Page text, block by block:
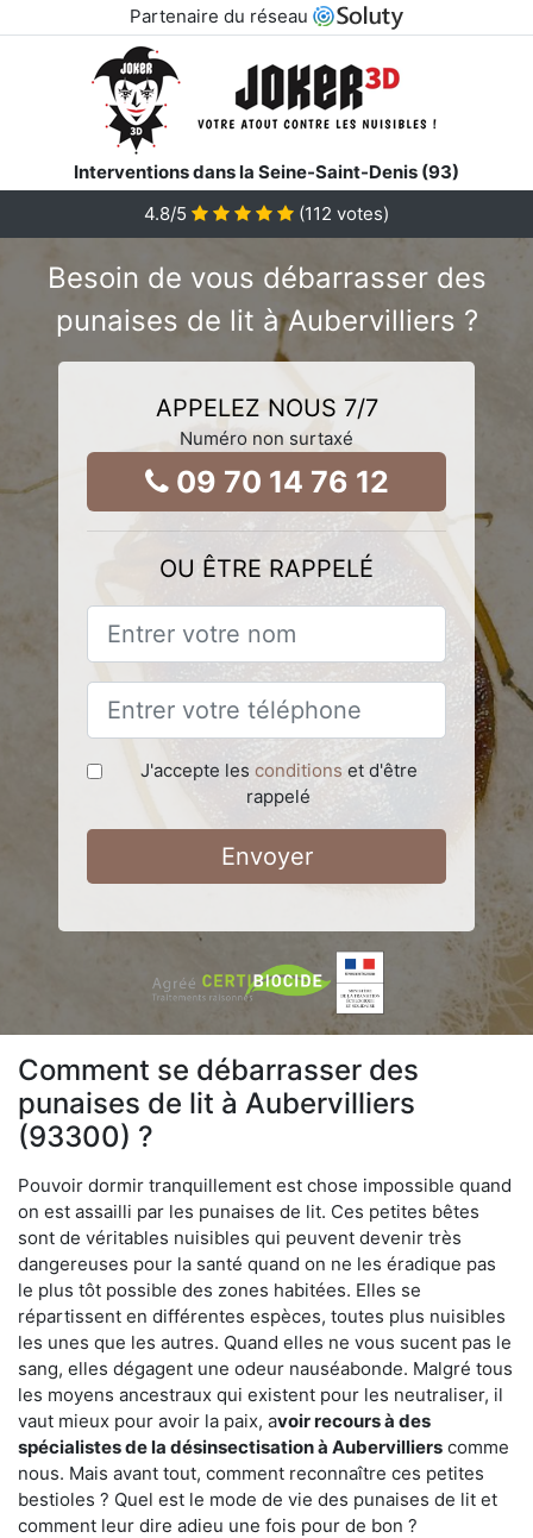
Partenaire du réseau
Interventions dans la Seine-Saint-Denis (93)
4.8/5 (112 votes)
Besoin de vous débarrasser des
punaises de lit à Aubervilliers ?
APPELEZ NOUS 7/7
Numéro non surtaxé
09 70 14 76 12
OU ÊTRE RAPPELÉ
J'accepte les conditions et d'être
rappelé
Envoyer
Comment se débarrasser des
punaises de lit à Aubervilliers
(93300) ?
Pouvoir dormir tranquillement est chose impossible quand
on est assailli par les punaises de lit. Ces petites bêtes
sont de véritables nuisibles qui peuvent devenir très
dangereuses pour la santé quand on ne les éradique pas
le plus tôt possible des zones habitées. Elles se
répartissent en différentes espèces, toutes plus nuisibles
les unes que les autres. Quand elles ne vous sucent pas le
sang, elles dégagent une odeur nauséabonde. Malgré tous
les moyens ancestraux qui existent pour les neutraliser, il
vaut mieux pour avoir la paix, avoir recours à des
spécialistes de la désinsectisation à Aubervilliers comme
nous. Mais avant tout, comment reconnaître ces petites
bestioles ? Quel est le mode de vie des punaises de lit et
comment leur dire adieu une fois pour de bon ?